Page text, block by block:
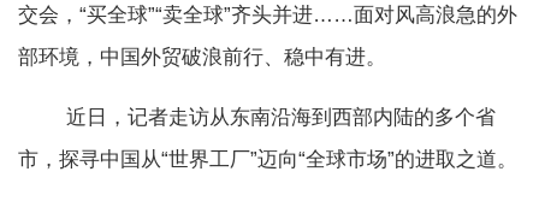
交会，“买全球”“卖全球”齐头并进……面对风高浪急的外
部环境，中国外贸破浪前行、稳中有进。
近日，记者走访从东南沿海到西部内陆的多个省
市，探寻中国从“世界工厂”迈向“全球市场”的进取之道。